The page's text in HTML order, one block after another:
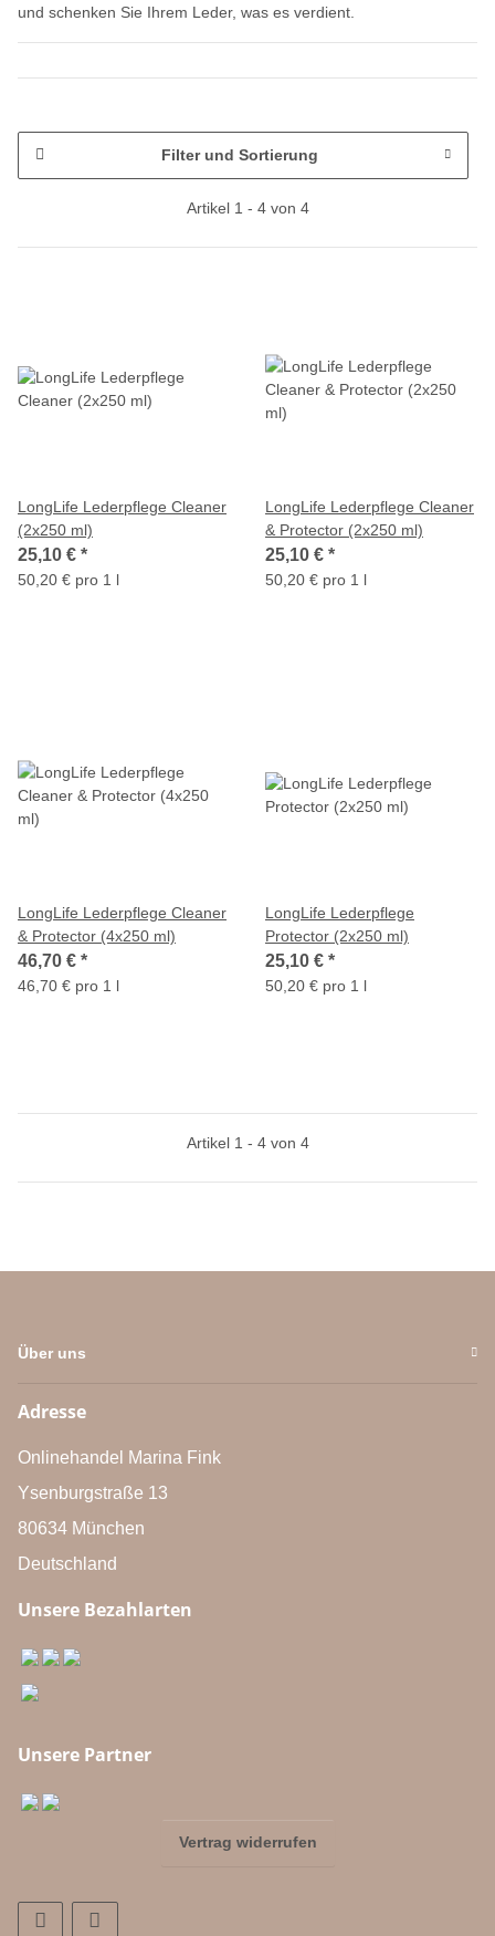
und schenken Sie Ihrem Leder, was es verdient.
Filter und Sortierung
Artikel 1 - 4 von 4
LongLife Lederpflege Cleaner
(2x250 ml)
25,10 € *
50,20 € pro 1 l
LongLife Lederpflege Cleaner
& Protector (2x250 ml)
25,10 € *
50,20 € pro 1 l
LongLife Lederpflege Cleaner
& Protector (4x250 ml)
46,70 € *
46,70 € pro 1 l
LongLife Lederpflege
Protector (2x250 ml)
25,10 € *
50,20 € pro 1 l
Artikel 1 - 4 von 4
Über uns
Adresse
Onlinehandel Marina Fink
Ysenburgstraße 13
80634 München
Deutschland
Unsere Bezahlarten
Unsere Partner
Vertrag widerrufen